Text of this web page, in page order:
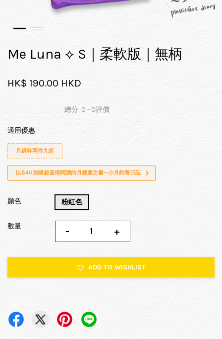
Me Luna ⟡ S｜柔軟版｜無柄
HK$ 190.00 HKD
總分: 0 - 0評價
適用優惠
月經杯兩件九折
以$40加購超值得閱讀的月經圖文書—小月飼養日記
顏色 粉紅色
數量 - +
ADD TO WISHLIST